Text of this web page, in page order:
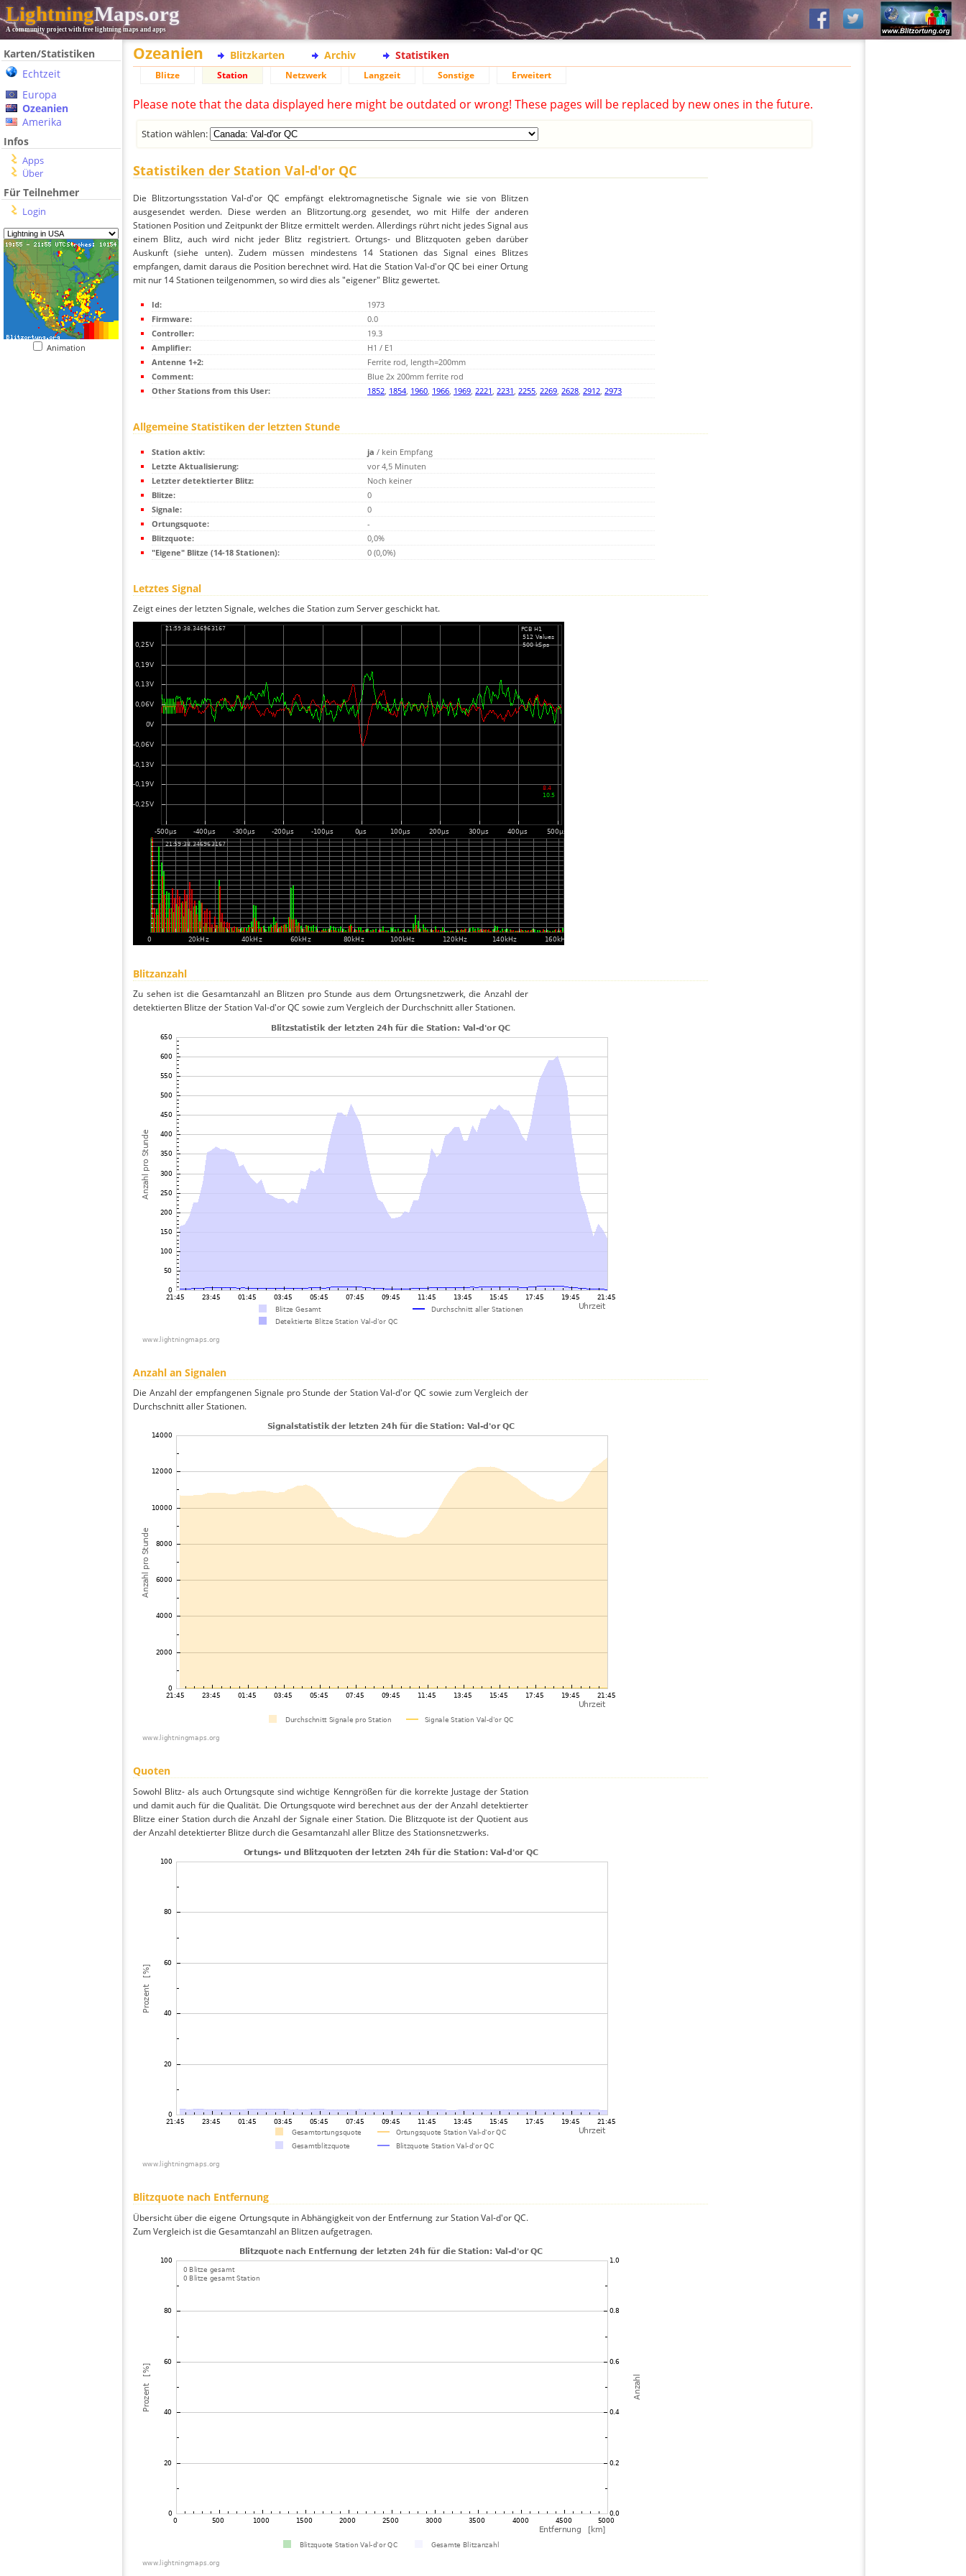
LightningMaps.org
A community project with free lightning maps and apps
Karten/Statistiken
Echtzeit
Europa
Ozeanien
Amerika
Infos
Apps
Über
Für Teilnehmer
Login
Animation
Ozeanien Blitzkarten Archiv Statistiken
Blitze Station Netzwerk Langzeit Sonstige Erweitert
Please note that the data displayed here might be outdated or wrong! These pages will be replaced by new ones in the future.
Station wählen:
Statistiken der Station Val-d'or QC
Die Blitzortungsstation Val-d'or QC empfängt elektromagnetische Signale wie sie von Blitzen
ausgesendet werden. Diese werden an Blitzortung.org gesendet, wo mit Hilfe der anderen
Stationen Position und Zeitpunkt der Blitze ermittelt werden. Allerdings rührt nicht jedes Signal aus
einem Blitz, auch wird nicht jeder Blitz registriert. Ortungs- und Blitzquoten geben darüber
Auskunft (siehe unten). Zudem müssen mindestens 14 Stationen das Signal eines Blitzes
empfangen, damit daraus die Position berechnet wird. Hat die Station Val-d'or QC bei einer Ortung
mit nur 14 Stationen teilgenommen, so wird dies als "eigener" Blitz gewertet.
Id:
1973
Firmware:
0.0
Controller:
19.3
Amplifier:
H1 / E1
Antenne 1+2:
Ferrite rod, length=200mm
Comment:
Blue 2x 200mm ferrite rod
Other Stations from this User:
1852, 1854, 1960, 1966, 1969, 2221, 2231, 2255, 2269, 2628, 2912, 2973
Allgemeine Statistiken der letzten Stunde
Station aktiv: ja / kein Empfang
Letzte Aktualisierung:
vor 4,5 Minuten
Letzter detektierter Blitz:
Noch keiner
Blitze:
0
Signale:
0
Ortungsquote:
-
Blitzquote:
0,0%
"Eigene" Blitze (14-18 Stationen):
0 (0,0%)
Letztes Signal
Zeigt eines der letzten Signale, welches die Station zum Server geschickt hat.
Blitzanzahl
Zu sehen ist die Gesamtanzahl an Blitzen pro Stunde aus dem Ortungsnetzwerk, die Anzahl der
detektierten Blitze der Station Val-d'or QC sowie zum Vergleich der Durchschnitt aller Stationen.
Anzahl an Signalen
Die Anzahl der empfangenen Signale pro Stunde der Station Val-d'or QC sowie zum Vergleich der
Durchschnitt aller Stationen.
Quoten
Sowohl Blitz- als auch Ortungsqute sind wichtige Kenngrößen für die korrekte Justage der Station
und damit auch für die Qualität. Die Ortungsquote wird berechnet aus der der Anzahl detektierter
Blitze einer Station durch die Anzahl der Signale einer Station. Die Blitzquote ist der Quotient aus
der Anzahl detektierter Blitze durch die Gesamtanzahl aller Blitze des Stationsnetzwerks.
Blitzquote nach Entfernung
Übersicht über die eigene Ortungsqute in Abhängigkeit von der Entfernung zur Station Val-d'or QC.
Zum Vergleich ist die Gesamtanzahl an Blitzen aufgetragen.